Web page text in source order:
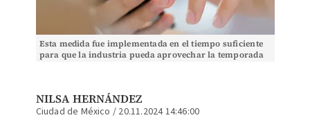
Esta medida fue implementada en el tiempo suficiente
para que la industria pueda aprovechar la temporada
NILSA HERNÁNDEZ
Ciudad de México / 20.11.2024 14:46:00